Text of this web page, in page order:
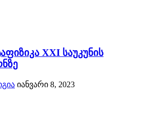
XXI საუკუნის
იანვარი 8, 2023